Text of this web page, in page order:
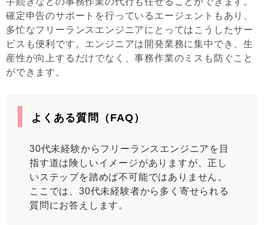
確定申告のサポートを行っているエージェントもあり、
多忙なフリーランスエンジニアにとってはこうしたサー
ビスも便利です。エンジニアは開発業務に集中でき、生
産性が向上するだけでなく、事務作業のミスも防ぐこと
ができます。
よくある質問（FAQ）
30代未経験からフリーランスエンジニアを目
指す道は険しいイメージがありますが、正し
いステップを踏めば不可能ではありません。
ここでは、30代未経験者から多く寄せられる
質問にお答えします。